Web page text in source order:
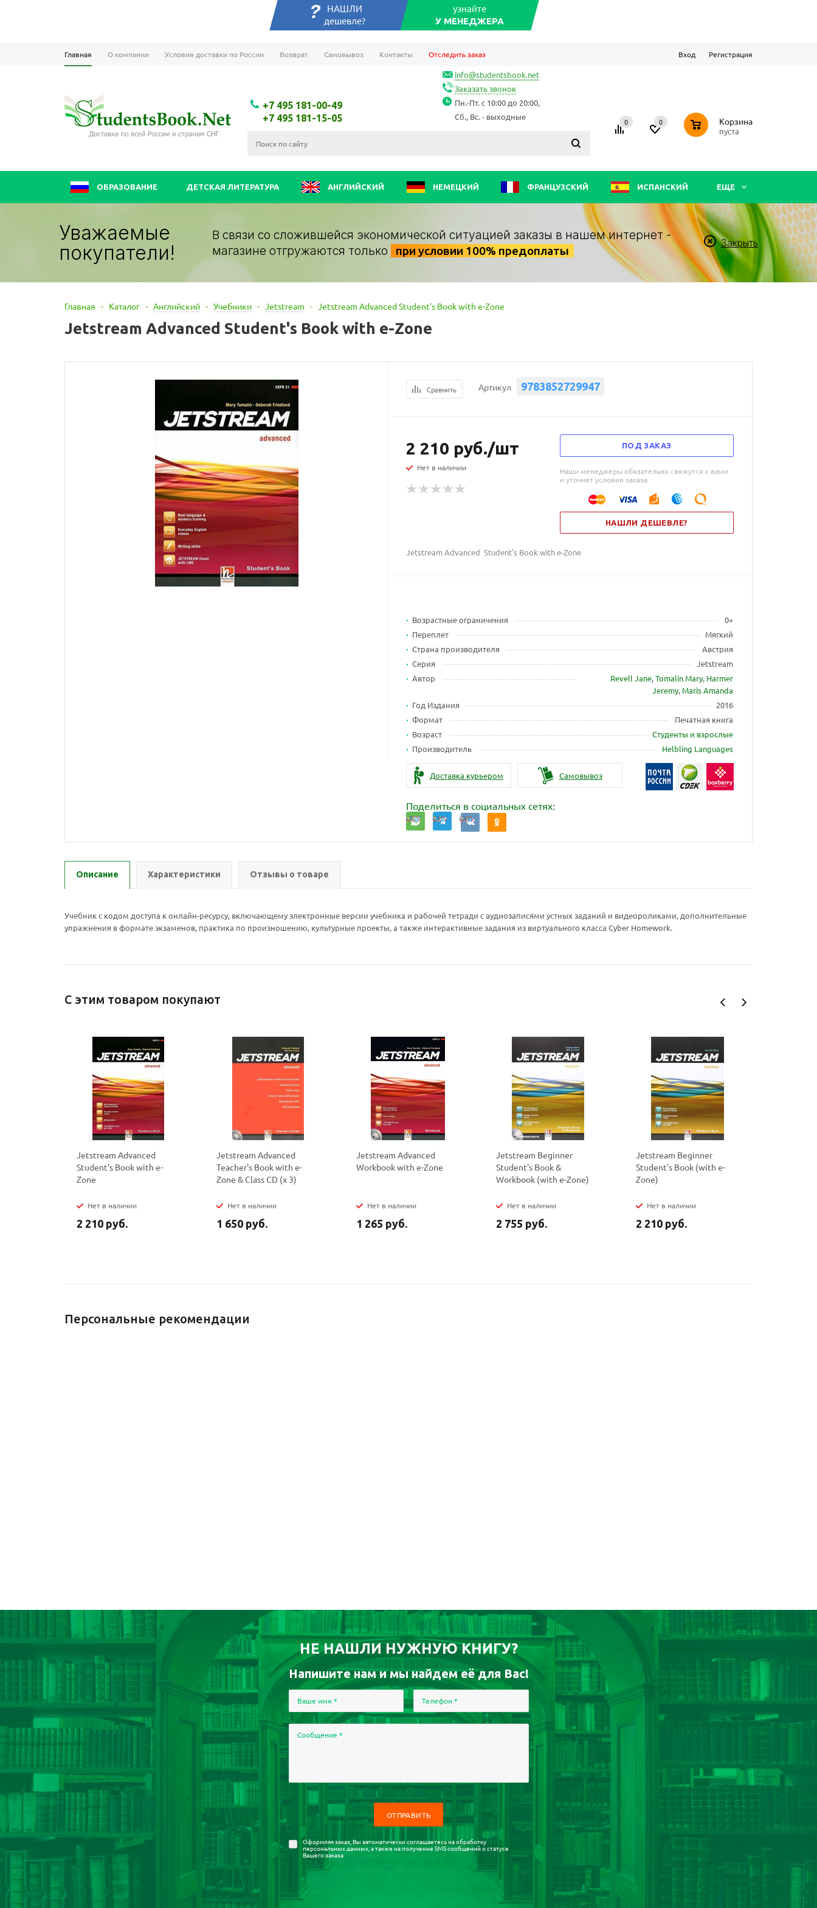
НАШЛИ
дешевле?
узнайте
У МЕНЕДЖЕРА
Главная О компании Условия доставки по России Возврат Самовывоз Контакты Отследить заказ Вход Регистрация
+7 495 181-00-49
+7 495 181-15-05
info@studentsbook.net
Заказать звонок
Пн.-Пт. с 10:00 до 20:00,
Сб., Вс. - выходные
0 0 0 Корзина
пуста
ОБРАЗОВАНИЕ ДЕТСКАЯ ЛИТЕРАТУРА АНГЛИЙСКИЙ НЕМЕЦКИЙ ФРАНЦУЗСКИЙ ИСПАНСКИЙ ЕЩЕ
Уважаемые
покупатели!
В связи со сложившейся экономической ситуацией заказы в нашем интернет -
магазине отгружаются только
при условии 100% предоплаты
Закрыть
Главная - Каталог - Английский - Учебники - Jetstream - Jetstream Advanced Student's Book with e-Zone
Jetstream Advanced Student's Book with e-Zone
Сравнить Артикул 9783852729947
2 210 руб./шт
Нет в наличии
ПОД ЗАКАЗ
Наши менеджеры обязательно свяжутся с вами
и уточнят условия заказа
НАШЛИ ДЕШЕВЛЕ?
Jetstream Advanced Student's Book with e-Zone
Возрастные ограничения
0+
Переплет
Мягкий
Страна производителя
Австрия
Серия
Jetstream
Автор
Revell Jane,Tomalin Mary, Harmer
Jeremy, Maris Amanda
Год Издания
2016
Формат
Печатная книга
Возраст
Студенты и взрослые
Производитель
Helbling Languages
Доставка курьером Самовывоз
Поделиться в социальных сетях:
Описание Характеристики Отзывы о товаре
Учебник с кодом доступа к онлайн-ресурсу, включающему электронные версии учебника и рабочей тетради с аудиозаписями устных заданий и видеороликами, дополнительные
упражнения в формате экзаменов, практика по произношению, культурные проекты, а также интерактивные задания из виртуального класса Cyber Homework.
С этим товаром покупают
Jetstream Advanced
Student's Book with e-
Zone
Нет в наличии
2 210 руб.
Jetstream Advanced
Teacher's Book with e-
Zone & Class CD (x 3)
Нет в наличии
1 650 руб.
Jetstream Advanced
Workbook with e-Zone
Нет в наличии
1 265 руб.
Jetstream Beginner
Student's Book &
Workbook (with e-Zone)
Нет в наличии
2 755 руб.
Jetstream Beginner
Student's Book (with e-
Zone)
Нет в наличии
2 210 руб.
Персональные рекомендации
НЕ НАШЛИ НУЖНУЮ КНИГУ?
Напишите нам и мы найдем её для Вас!
Ваше имя * Телефон *
Сообщение *
Оформляя заказ, Вы автоматически соглашаетесь наобработку
персональных данных, а также на получение SMS сообщений о статусе
Вашего заказа
политикой
конфидициальности
политикой
конфидициальности